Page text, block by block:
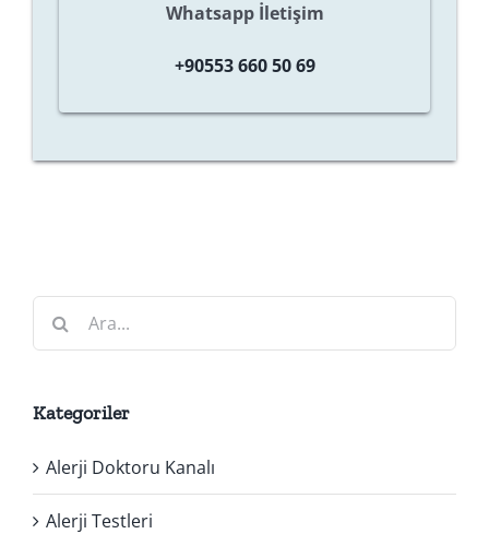
Whatsapp İletişim
+90553 660 50 69
Kategoriler
Alerji Doktoru Kanalı
Alerji Testleri